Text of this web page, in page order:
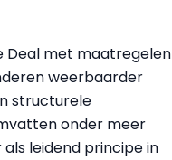
Deal met maatregelen
weerbaarder
structurele
onder meer
leidend principe in